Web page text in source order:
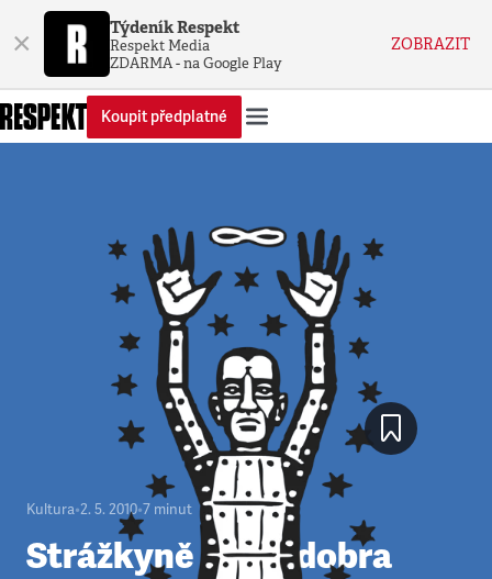
× Týdeník Respekt
Respekt Media
ZDARMA - na Google Play
ZOBRAZIT
Koupit předplatné
Kultura•2. 5. 2010•7 minut
Strážkyně zlého dobra